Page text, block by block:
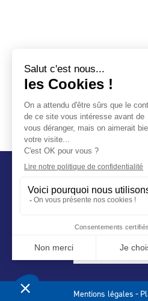
Mentions légales -